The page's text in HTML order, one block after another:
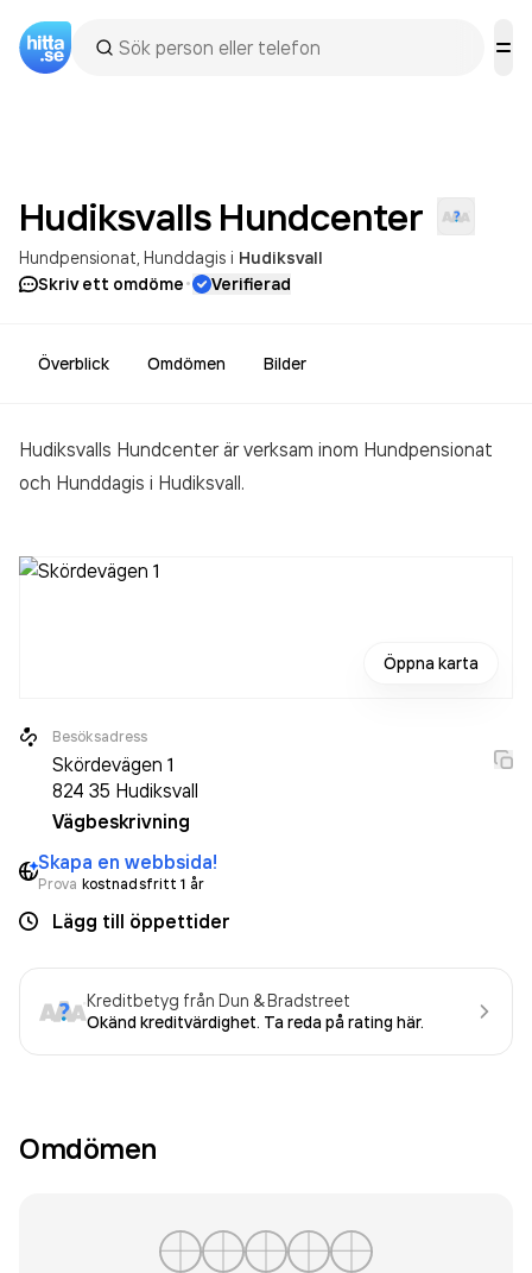
Hudiksvalls Hundcenter
Hundpensionat Hunddagis i Hudiksvall
Skriv ett omdöme· Verifierad
Överblick Omdömen Bilder
Hudiksvalls Hundcenter är verksam inom Hundpensionat
och Hunddagis i Hudiksvall.
Öppna karta
Besöksadress
Skördevägen 1
824 35 Hudiksvall
Vägbeskrivning
Skapa en webbsida!
Prova kostnadsfritt 1 år
Lägg till öppettider
Kreditbetyg från Dun & Bradstreet
Okänd kreditvärdighet. Ta reda på rating här.
Omdömen